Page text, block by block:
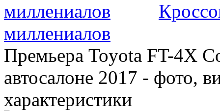
миллениалов
Премьера Toyota FT-4X
автосалоне 2017 - фото,
характеристики